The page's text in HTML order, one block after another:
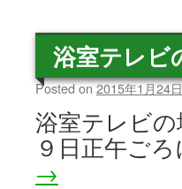
浴室テレビ
Posted on2015年1月24日
浴室テレビ
９日正午ご
→